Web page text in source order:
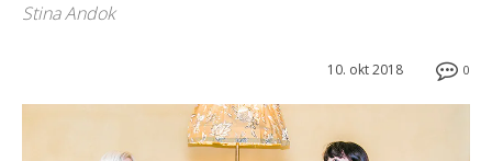
Stina Andok
0
10. okt 2018